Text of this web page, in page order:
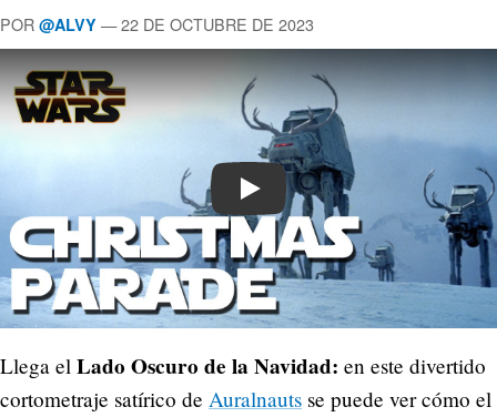
POR @ALVY —22 DE OCTUBRE DE 2023
Play
Llega el Lado Oscuro de la Navidad: en este divertido
cortometraje satírico de Auralnauts se puede ver cómo el